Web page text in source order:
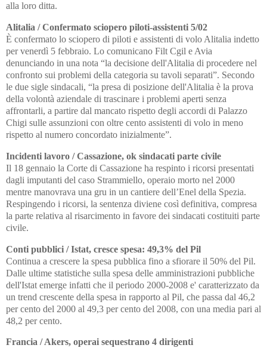
alla loro ditta.
Alitalia / Confermato sciopero piloti-assistenti 5/02
È confermato lo sciopero di piloti e assistenti di volo Alitalia indetto
per venerdì 5 febbraio. Lo comunicano Filt Cgil e Avia
denunciando in una nota “la decisione dell'Alitalia di procedere nel
confronto sui problemi della categoria su tavoli separati”. Secondo
le due sigle sindacali, “la presa di posizione dell'Alitalia è la prova
della volontà aziendale di trascinare i problemi aperti senza
affrontarli, a partire dal mancato rispetto degli accordi di Palazzo
Chigi sulle assunzioni con oltre cento assistenti di volo in meno
rispetto al numero concordato inizialmente”.
Incidenti lavoro / Cassazione, ok sindacati parte civile
Il 18 gennaio la Corte di Cassazione ha respinto i ricorsi presentati
dagli imputanti del caso Strammiello, operaio morto nel 2000
mentre manovrava una gru in un cantiere dell’Enel della Spezia.
Respingendo i ricorsi, la sentenza diviene così definitiva, compresa
la parte relativa al risarcimento in favore dei sindacati costituiti parte
civile.
Conti pubblici / Istat, cresce spesa: 49,3% del Pil
Continua a crescere la spesa pubblica fino a sfiorare il 50% del Pil.
Dalle ultime statistiche sulla spesa delle amministrazioni pubbliche
dell'Istat emerge infatti che il periodo 2000-2008 e' caratterizzato da
un trend crescente della spesa in rapporto al Pil, che passa dal 46,2
per cento del 2000 al 49,3 per cento del 2008, con una media pari al
48,2 per cento.
Francia / Akers, operai sequestrano 4 dirigenti